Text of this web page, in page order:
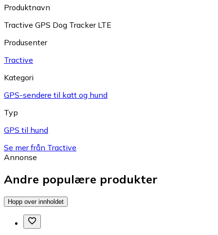
Produktnavn
Tractive GPS Dog Tracker LTE
Produsenter
Tractive
Kategori
GPS-sendere til katt og hund
Typ
GPS til hund
Se mer från Tractive
Annonse
Andre populære produkter
Hopp over innholdet